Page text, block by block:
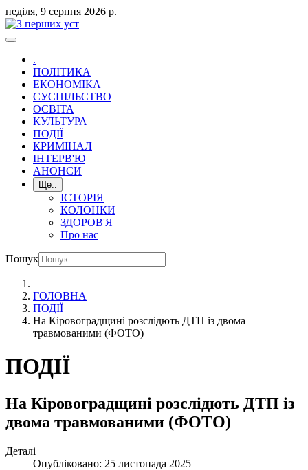
неділя, 9 серпня 2026 р.
.
ПОЛІТИКА
ЕКОНОМІКА
СУСПІЛЬСТВО
ОСВІТА
КУЛЬТУРА
ПОДІЇ
КРИМІНАЛ
ІНТЕРВ'Ю
АНОНСИ
Ще..
ІСТОРІЯ
КОЛОНКИ
ЗДОРОВ'Я
Про нас
Пошук
ГОЛОВНА
ПОДІЇ
На Кіровоградщині розслідють ДТП із двома
травмованими (ФОТО)
ПОДІЇ
На Кіровоградщині розслідють ДТП із
двома травмованими (ФОТО)
Деталі
Опубліковано: 25 листопада 2025